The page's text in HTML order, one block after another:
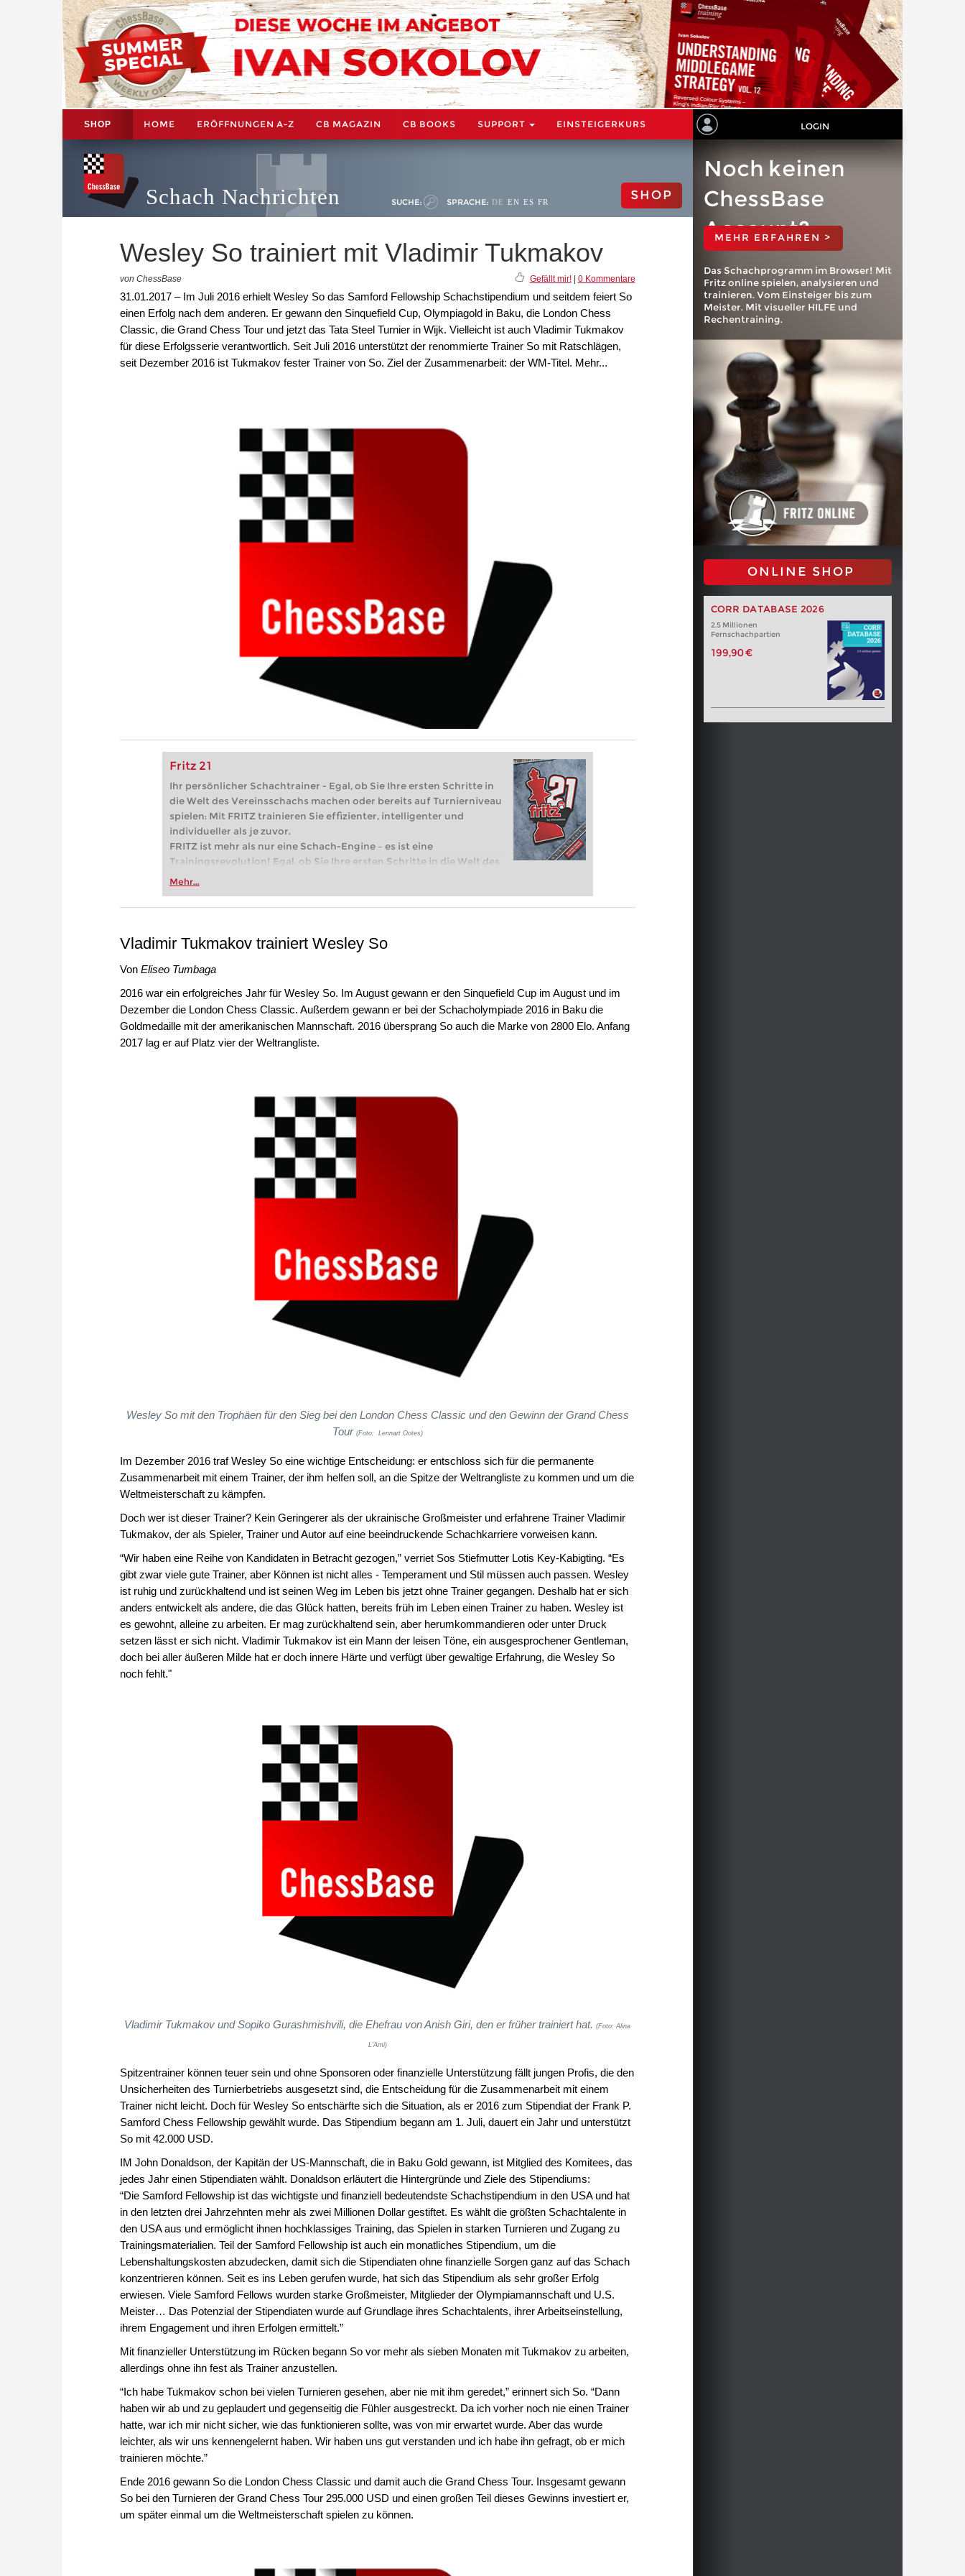
SHOP HOME ERÖFFNUNGEN A-Z CB MAGAZIN CB BOOKS SUPPORT EINSTEIGERKURS LOGIN
Schach Nachrichten SUCHE: SPRACHE: DE EN ES FR SHOP
Wesley So trainiert mit Vladimir Tukmakov
von ChessBase Gefällt mir!| 0 Kommentare
31.01.2017 – Im Juli 2016 erhielt Wesley So das Samford Fellowship Schachstipendium und seitdem feiert So
einen Erfolg nach dem anderen. Er gewann den Sinquefield Cup, Olympiagold in Baku, die London Chess
Classic, die Grand Chess Tour und jetzt das Tata Steel Turnier in Wijk. Vielleicht ist auch Vladimir Tukmakov
für diese Erfolgsserie verantwortlich. Seit Juli 2016 unterstützt der renommierte Trainer So mit Ratschlägen,
seit Dezember 2016 ist Tukmakov fester Trainer von So. Ziel der Zusammenarbeit: der WM-Titel. Mehr...
Fritz 21
Ihr persönlicher Schachtrainer - Egal, ob Sie Ihre ersten Schritte in
die Welt des Vereinsschachs machen oder bereits auf Turnierniveau
spielen: Mit FRITZ trainieren Sie effizienter, intelligenter und
individueller als je zuvor.
FRITZ ist mehr als nur eine Schach-Engine – es ist eine
Trainingsrevolution! Egal, ob Sie Ihre ersten Schritte in die Welt des
Vereinsschachs machen oder bereits auf Turnierniveau spielen: Mit
zuvor.
Mehr...
Noch keinen
ChessBase
Account?
MEHR ERFAHREN >
Das Schachprogramm im Browser! Mit
Fritz online spielen, analysieren und
trainieren. Vom Einsteiger bis zum
Meister. Mit visueller HILFE und
Rechentraining.
ONLINE SHOP
CORR DATABASE 2026
2.5 Millionen
Fernschachpartien
199,90 €
Vladimir Tukmakov trainiert Wesley So
Von Eliseo Tumbaga
2016 war ein erfolgreiches Jahr für Wesley So. Im August gewann er den Sinquefield Cup im August und im
Dezember die London Chess Classic. Außerdem gewann er bei der Schacholympiade 2016 in Baku die
Goldmedaille mit der amerikanischen Mannschaft. 2016 übersprang So auch die Marke von 2800 Elo. Anfang
2017 lag er auf Platz vier der Weltrangliste.
Wesley So mit den Trophäen für den Sieg bei den London Chess Classic und den Gewinn der Grand Chess
Tour (Foto: Lennart Ootes)
Im Dezember 2016 traf Wesley So eine wichtige Entscheidung: er entschloss sich für die permanente
Zusammenarbeit mit einem Trainer, der ihm helfen soll, an die Spitze der Weltrangliste zu kommen und um die
Weltmeisterschaft zu kämpfen.
Doch wer ist dieser Trainer? Kein Geringerer als der ukrainische Großmeister und erfahrene Trainer Vladimir
Tukmakov, der als Spieler, Trainer und Autor auf eine beeindruckende Schachkarriere vorweisen kann.
“Wir haben eine Reihe von Kandidaten in Betracht gezogen,” verriet Sos Stiefmutter Lotis Key-Kabigting. “Es
gibt zwar viele gute Trainer, aber Können ist nicht alles - Temperament und Stil müssen auch passen. Wesley
ist ruhig und zurückhaltend und ist seinen Weg im Leben bis jetzt ohne Trainer gegangen. Deshalb hat er sich
anders entwickelt als andere, die das Glück hatten, bereits früh im Leben einen Trainer zu haben. Wesley ist
es gewohnt, alleine zu arbeiten. Er mag zurückhaltend sein, aber herumkommandieren oder unter Druck
setzen lässt er sich nicht. Vladimir Tukmakov ist ein Mann der leisen Töne, ein ausgesprochener Gentleman,
doch bei aller äußeren Milde hat er doch innere Härte und verfügt über gewaltige Erfahrung, die Wesley So
noch fehlt."
Vladimir Tukmakov und Sopiko Gurashmishvili, die Ehefrau von Anish Giri, den er früher trainiert hat.(Foto: Alina
L'Ami)
Spitzentrainer können teuer sein und ohne Sponsoren oder finanzielle Unterstützung fällt jungen Profis, die den
Unsicherheiten des Turnierbetriebs ausgesetzt sind, die Entscheidung für die Zusammenarbeit mit einem
Trainer nicht leicht. Doch für Wesley So entschärfte sich die Situation, als er 2016 zum Stipendiat der Frank P.
Samford Chess Fellowship gewählt wurde. Das Stipendium begann am 1. Juli, dauert ein Jahr und unterstützt
So mit 42.000 USD.
IM John Donaldson, der Kapitän der US-Mannschaft, die in Baku Gold gewann, ist Mitglied des Komitees, das
jedes Jahr einen Stipendiaten wählt. Donaldson erläutert die Hintergründe und Ziele des Stipendiums:
“Die Samford Fellowship ist das wichtigste und finanziell bedeutendste Schachstipendium in den USA und hat
in den letzten drei Jahrzehnten mehr als zwei Millionen Dollar gestiftet. Es wählt die größten Schachtalente in
den USA aus und ermöglicht ihnen hochklassiges Training, das Spielen in starken Turnieren und Zugang zu
Trainingsmaterialien. Teil der Samford Fellowship ist auch ein monatliches Stipendium, um die
Lebenshaltungskosten abzudecken, damit sich die Stipendiaten ohne finanzielle Sorgen ganz auf das Schach
konzentrieren können. Seit es ins Leben gerufen wurde, hat sich das Stipendium als sehr großer Erfolg
erwiesen. Viele Samford Fellows wurden starke Großmeister, Mitglieder der Olympiamannschaft und U.S.
Meister… Das Potenzial der Stipendiaten wurde auf Grundlage ihres Schachtalents, ihrer Arbeitseinstellung,
ihrem Engagement und ihren Erfolgen ermittelt.”
Mit finanzieller Unterstützung im Rücken begann So vor mehr als sieben Monaten mit Tukmakov zu arbeiten,
allerdings ohne ihn fest als Trainer anzustellen.
“Ich habe Tukmakov schon bei vielen Turnieren gesehen, aber nie mit ihm geredet,” erinnert sich So. “Dann
haben wir ab und zu geplaudert und gegenseitig die Fühler ausgestreckt. Da ich vorher noch nie einen Trainer
hatte, war ich mir nicht sicher, wie das funktionieren sollte, was von mir erwartet wurde. Aber das wurde
leichter, als wir uns kennengelernt haben. Wir haben uns gut verstanden und ich habe ihn gefragt, ob er mich
trainieren möchte.”
Ende 2016 gewann So die London Chess Classic und damit auch die Grand Chess Tour. Insgesamt gewann
So bei den Turnieren der Grand Chess Tour 295.000 USD und einen großen Teil dieses Gewinns investiert er,
um später einmal um die Weltmeisterschaft spielen zu können.